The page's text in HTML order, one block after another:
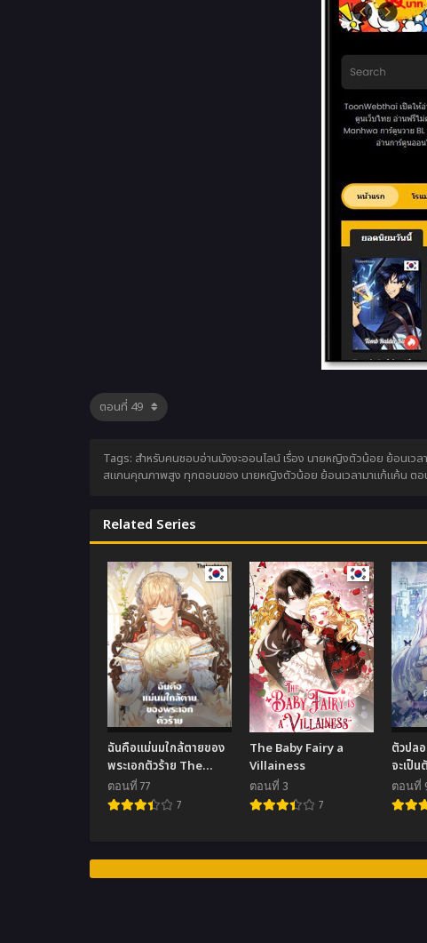
Tags: สำหรับคนชอบอ่านมังงะออนไลน์ เรื่อง นายหญิงตัวน้อย ย้อนเว
สแกนคุณภาพสูง ทุกตอนของ นายหญิงตัวน้อย ย้อนเวลามาแก้แค้น ตอ
Related Series
ฉันคือแม่นมใกล้ตายของ
พระเอกตัวร้าย The
Archvillain’s Dying
Nanny
ตอนที่ 77
7
The Baby Fairy a
Villainess
ตอนที่ 3
7
ตัวปล
จะเป็
Don’t
Real
ตอนที่